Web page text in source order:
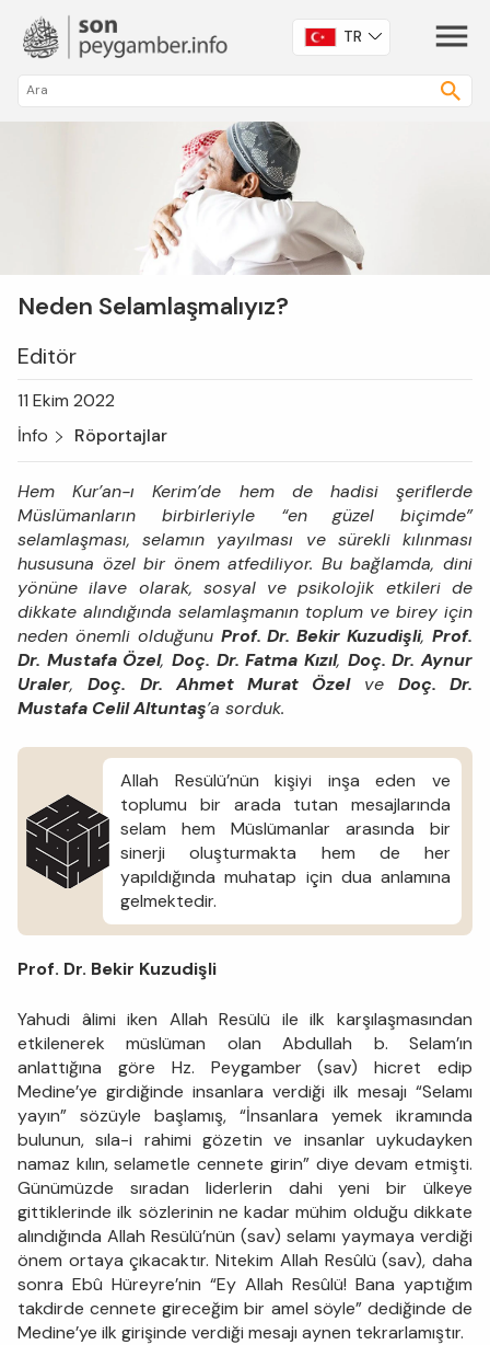
TR
Neden Selamlaşmalıyız?
Editör
11 Ekim 2022
İnfo
Röportajlar
Hem Kur’an-ı Kerim’de hem de hadisi şeriflerde
Müslümanların birbirleriyle “en güzel biçimde”
selamlaşması, selamın yayılması ve sürekli kılınması
hususuna özel bir önem atfediliyor. Bu bağlamda, dini
yönüne ilave olarak, sosyal ve psikolojik etkileri de
dikkate alındığında selamlaşmanın toplum ve birey için
neden önemli olduğunu Prof. Dr. Bekir Kuzudişli,Prof.
Dr. Mustafa Özel,Doç. Dr. Fatma Kızıl, Doç. Dr. Aynur
Uraler,Doç. Dr. Ahmet Murat Özel ve Doç. Dr.
Mustafa Celil Altuntaş’a sorduk.
Allah Resülü’nün kişiyi inşa eden ve
toplumu bir arada tutan mesajlarında
selam hem Müslümanlar arasında bir
sinerji oluşturmakta hem de her
yapıldığında muhatap için dua anlamına
gelmektedir.
Prof. Dr. Bekir Kuzudişli
Yahudi âlimi iken Allah Resülü ile ilk karşılaşmasından
etkilenerek müslüman olan Abdullah b. Selam’ın
anlattığına göre Hz. Peygamber (sav) hicret edip
Medine’ye girdiğinde insanlara verdiği ilk mesajı “Selamı
yayın” sözüyle başlamış, “İnsanlara yemek ikramında
bulunun, sıla-i rahimi gözetin ve insanlar uykudayken
namaz kılın, selametle cennete girin” diye devam etmişti.
Günümüzde sıradan liderlerin dahi yeni bir ülkeye
gittiklerinde ilk sözlerinin ne kadar mühim olduğu dikkate
alındığında Allah Resülü’nün (sav) selamı yaymaya verdiği
önem ortaya çıkacaktır. Nitekim Allah Resûlü (sav), daha
sonra Ebû Hüreyre’nin “Ey Allah Resûlü! Bana yaptığım
takdirde cennete gireceğim bir amel söyle” dediğinde de
Medine’ye ilk girişinde verdiği mesajı aynen tekrarlamıştır.